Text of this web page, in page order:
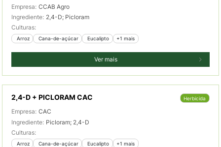
Empresa: CCAB Agro
Ingrediente: 2,4-D; Picloram
Culturas:
Arroz Cana-de-açúcar Eucalipto +1 mais
Ver mais
2,4-D + PICLORAM CAC Herbicida
Empresa: CAC
Ingrediente: Picloram; 2,4-D
Culturas:
Arroz Cana-de-açúcar Eucalipto +1 mais